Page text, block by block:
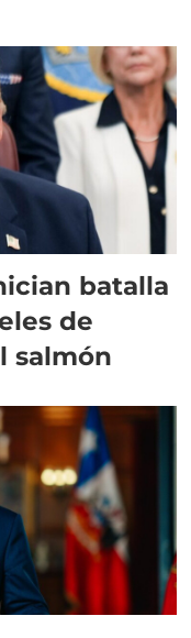
batalla
de
salmón